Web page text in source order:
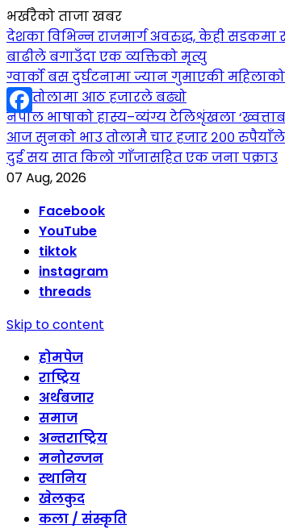
भर्खरैको ताजा खबर
देशका विभिन्न राजमार्ग अवरुद्ध, केही सडकमा
बाढीले बगाउँदा एक व्यक्तिको मृत्यु
ग्वार्को बस दुर्घटनामा ज्यान गुमाएकी
सुन तोलामा आठ हजारले बढ्यो
नेपाल भाषाको हास्य–व्यंग्य टेलिशृंखला
आज सुनको भाउ तोलामै चार हजार २०० रुपैयाँले
दुई सय सात किलो गाँजासहित एक जना पक्राउ
07 Aug, 2026
Facebook
YouTube
tiktok
instagram
threads
Skip to content
होमपेज
राष्ट्रिय
अर्थबजार
समाज
अन्तराष्ट्रिय
मनोरन्जन
स्थानिय
खेलकुद
कला / संस्कृति
Facebook